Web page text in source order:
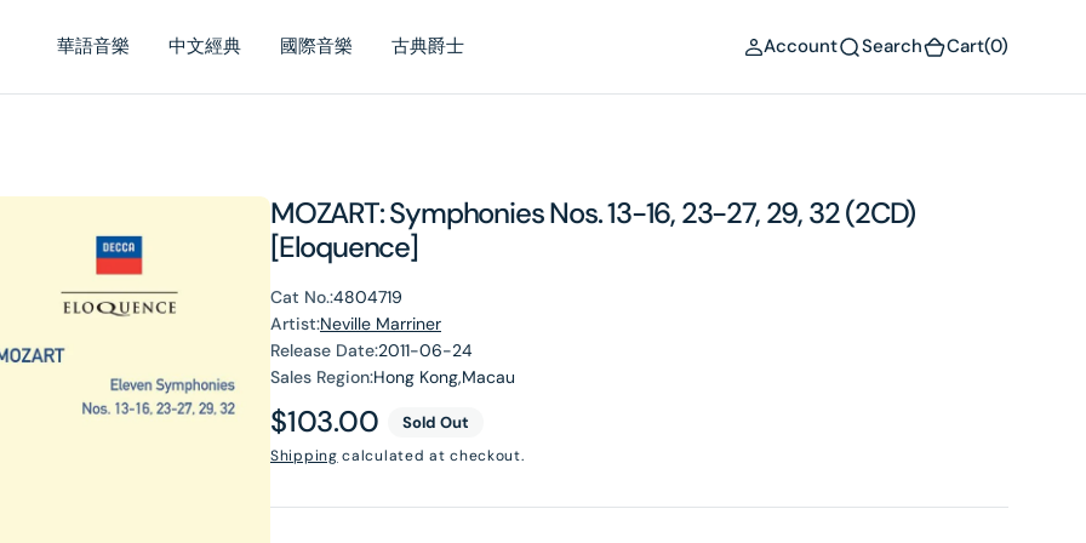
華語音樂 中文經典 國際音樂 古典爵士 Account Search Cart(0)
MOZART: Symphonies Nos. 13-16, 23-27, 29, 32 (2CD)
[Eloquence]
Cat No.:4804719
Artist:Neville Marriner
Release Date:2011-06-24
Sales Region:Hong Kong,Macau
Regular
price
$103.00 Sold Out
Shipping calculated at checkout.